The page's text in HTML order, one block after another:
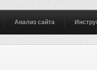
Анализ сайта